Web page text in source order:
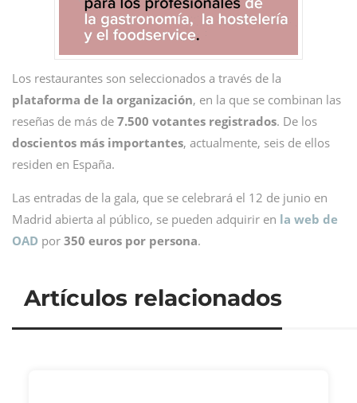
Los restaurantes son seleccionados a través de la
plataforma de la organización, en la que se combinan las
reseñas de más de 7.500 votantes registrados. De los
doscientos más importantes, actualmente, seis de ellos
residen en España.
Las entradas de la gala, que se celebrará el 12 de junio en
Madrid abierta al público, se pueden adquirir en la web de
OAD por 350 euros por persona.
Artículos relacionados